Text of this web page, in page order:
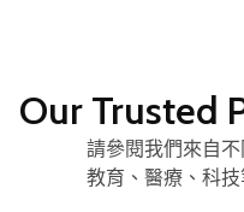
Our Trusted
請參閱我們來自
教育、醫療、科